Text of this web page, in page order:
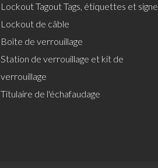
Lockout Tagout Tags, étiquettes et signe
Lockout de câble
Boîte de verrouillage
Station de verrouillage et kit de
verrouillage
Titulaire de l'échafaudage